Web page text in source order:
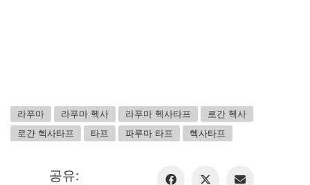
라푸마 라푸마 헥사 라푸마 헥사타프
로간 헥사
로간 헥사타프
타프 파루마 타프 헥사타프
공유: